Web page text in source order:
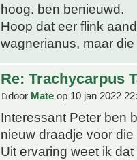
hoog. ben benieuwd.
Hoop dat eer flink
wagnerianus, maar
Re: Trachycarpus
door Mate op 10 jan 2022
Interessant Peter ben
nieuw draadje voor
Uit ervaring weet ik